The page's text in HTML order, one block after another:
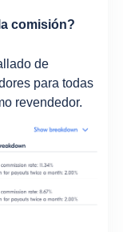
comisión?
de
para todas
revendedor.